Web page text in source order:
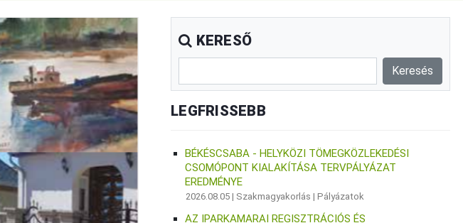
KERESŐ
LEGFRISSEBB
BÉKÉSCSABA - HELYKÖZI TÖMEGKÖZLEKEDÉSI
CSOMÓPONT KIALAKÍTÁSA TERVPÁLYÁZAT
EREDMÉNYE
2026.08.05 | Szakmagyakorlás |Pályázatok
AZ IPARKAMARAI REGISZTRÁCIÓS ÉS